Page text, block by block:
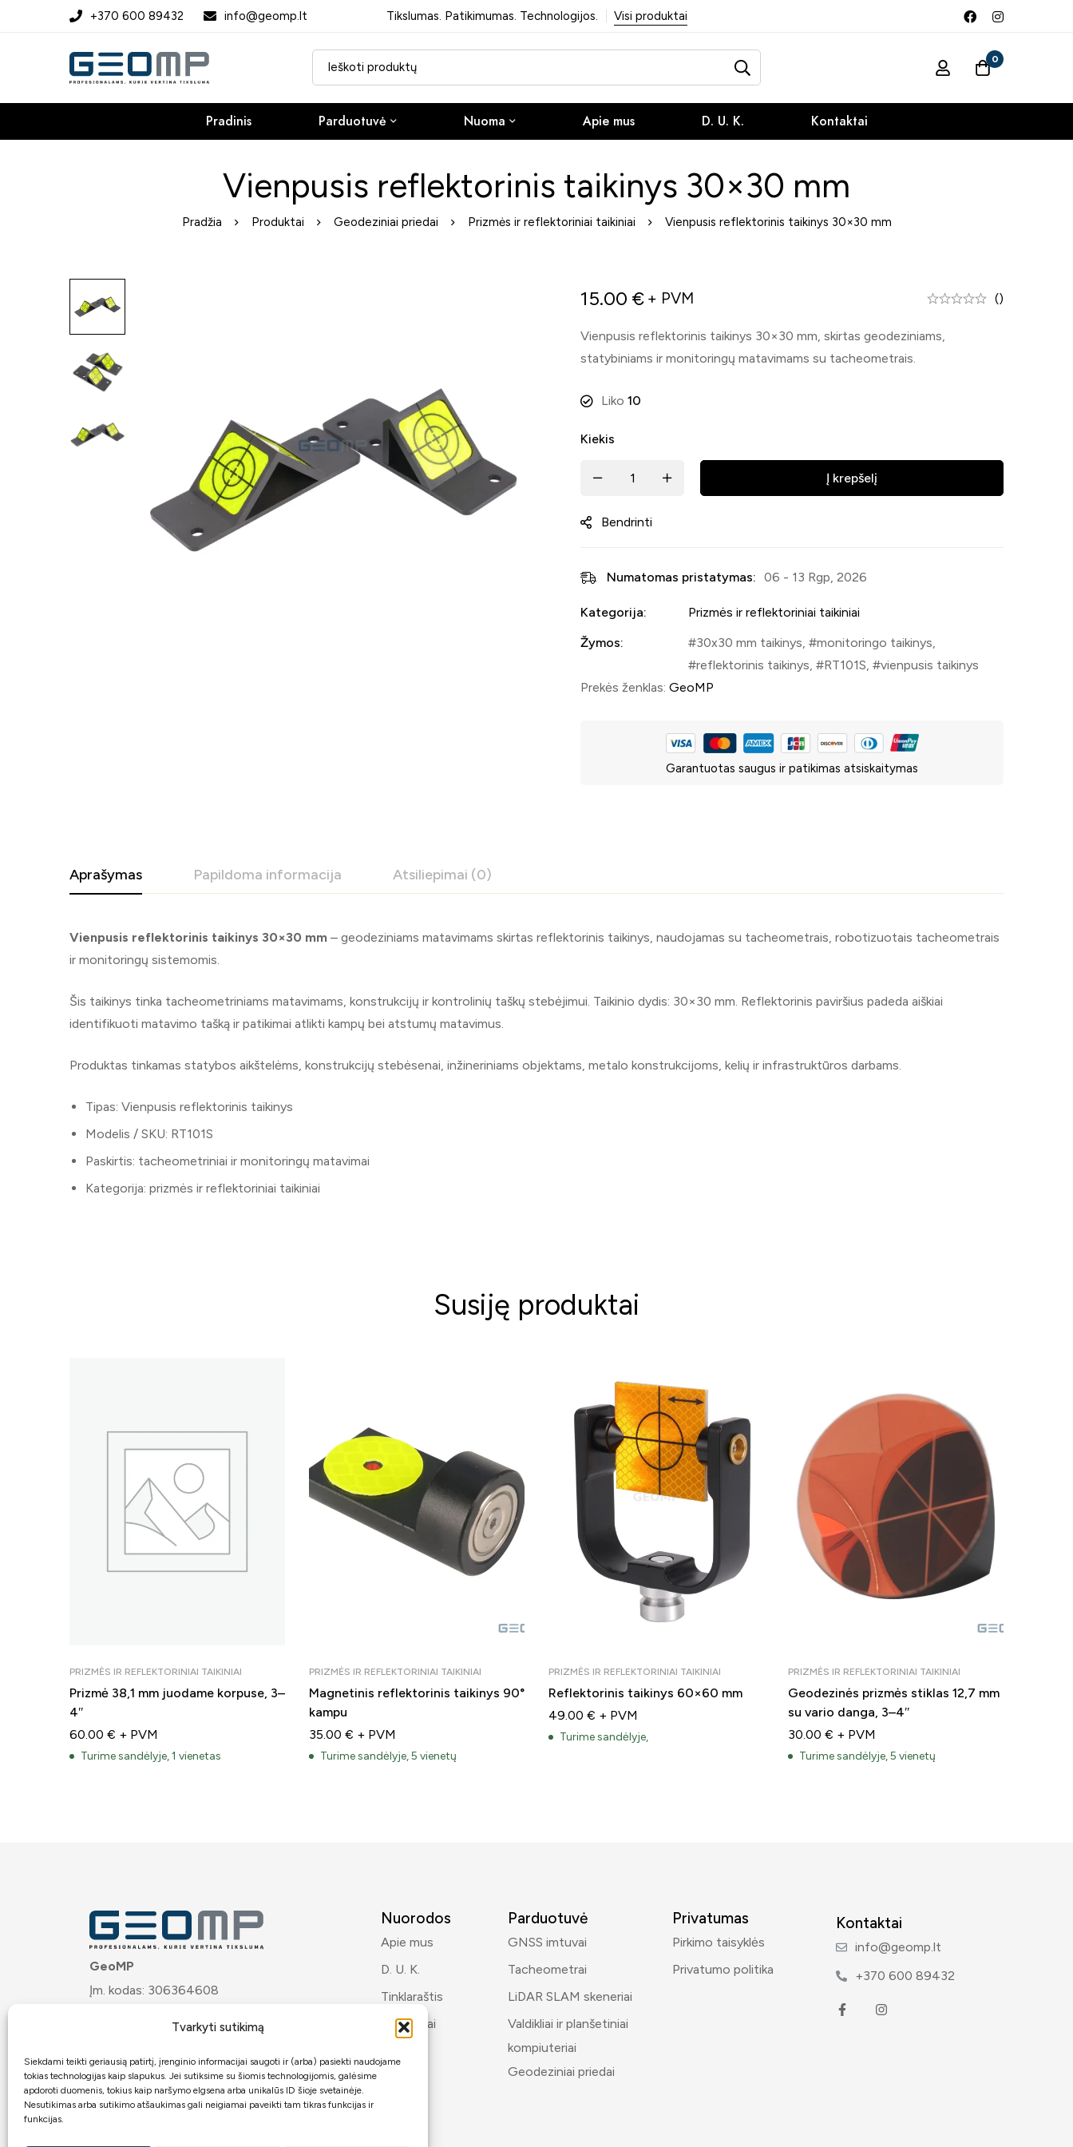
Tvarkyti sutikimą
Siekdami teikti geriausią patirtį, įrenginio informacijai saugoti ir (arba) pasiekti naudojame
tokias technologijas kaip slapukus. Jei sutiksime su šiomis technologijomis, galėsime
apdoroti duomenis, tokius kaip naršymo elgsena arba unikalūs ID šioje svetainėje.
Nesutikimas arba sutikimo atšaukimas gali neigiamai paveikti tam tikras funkcijas ir
funkcijas.
+370 600 89432 info@geomp.lt Tikslumas. Patikimumas. Technologijos. Visi produktai
0
Pradinis Parduotuvė Nuoma Apie mus D. U. K. Kontaktai
Vienpusis reflektorinis taikinys 30×30 mm
Pradžia Produktai Geodeziniai priedai Prizmės ir reflektoriniai taikiniai Vienpusis reflektorinis taikinys 30×30 mm
15.00 € + PVM ()
Vienpusis reflektorinis taikinys 30×30 mm, skirtas geodeziniams,
statybiniams ir monitoringų matavimams su tacheometrais.
Liko 10
Kiekis
Į krepšelį
Bendrinti
Numatomas pristatymas: 06 - 13 Rgp, 2026
Kategorija:
Prizmės ir reflektoriniai taikiniai
Žymos:
30x30 mm taikinys monitoringo taikinys
reflektorinis taikinys
RT101S
vienpusis taikinys
Prekės ženklas: GeoMP
Garantuotas saugus ir patikimas atsiskaitymas
Aprašymas Papildoma informacija Atsiliepimai (0)
Vienpusis reflektorinis taikinys 30×30 mm – geodeziniams matavimams skirtas reflektorinis taikinys, naudojamas su tacheometrais, robotizuotais tacheometrais
ir monitoringų sistemomis.
Šis taikinys tinka tacheometriniams matavimams, konstrukcijų ir kontrolinių taškų stebėjimui. Taikinio dydis: 30×30 mm. Reflektorinis paviršius padeda aiškiai
identifikuoti matavimo tašką ir patikimai atlikti kampų bei atstumų matavimus.
Produktas tinkamas statybos aikštelėms, konstrukcijų stebėsenai, inžineriniams objektams, metalo konstrukcijoms, kelių ir infrastruktūros darbams.
Tipas: Vienpusis reflektorinis taikinys
Modelis / SKU: RT101S
Paskirtis: tacheometriniai ir monitoringų matavimai
Kategorija: prizmės ir reflektoriniai taikiniai
Susiję produktai
PRIZMĖS IR REFLEKTORINIAI TAIKINIAI
Prizmė 38,1 mm juodame korpuse, 3–
4″
60.00 € + PVM
Turime sandėlyje, 1 vienetas
PRIZMĖS IR REFLEKTORINIAI TAIKINIAI
Magnetinis reflektorinis taikinys 90°
kampu
35.00 € + PVM
Turime sandėlyje, 5 vienetų
PRIZMĖS IR REFLEKTORINIAI TAIKINIAI
Reflektorinis taikinys 60×60 mm
49.00 € + PVM
Turime sandėlyje,
PRIZMĖS IR REFLEKTORINIAI TAIKINIAI
Geodezinės prizmės stiklas 12,7 mm
su vario danga, 3–4″
30.00 € + PVM
Turime sandėlyje, 5 vienetų
GeoMP
Įm. kodas: 306364608
Josvainių g. 32, LT-57275 Kėdainiai
Bankas:ARTEA
Atsiskaitomoji sąskaita:
LT7271899000062467949
Nuorodos
Apie mus
D. U. K.
Tinklaraštis
Kontaktai
Parduotuvė
GNSS imtuvai
Tacheometrai
LiDAR SLAM skeneriai
Valdikliai ir planšetiniai
kompiuteriai
Geodeziniai priedai
Privatumas
Pirkimo taisyklės
Privatumo politika
Kontaktai
info@geomp.lt
+370 600 89432